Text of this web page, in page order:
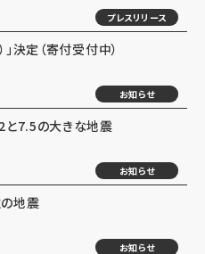
プレスリリース
決定（寄付受付中）
お知らせ
と7.5の大きな地震
お知らせ
地震
お知らせ